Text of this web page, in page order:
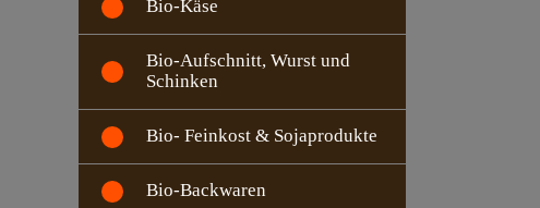
Bio-Käse
Bio-Aufschnitt, Wurst und
Schinken
Bio- Feinkost & Sojaprodukte
Bio-Backwaren